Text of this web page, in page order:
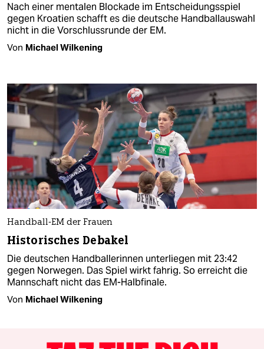
Nach einer mentalen Blockade im Entscheidungsspiel
gegen Kroatien schafft es die deutsche Handballauswahl
nicht in die Vorschlussrunde der EM.
Von Michael Wilkening
Handball-EM der Frauen
Historisches Debakel
Die deutschen Handballerinnen unterliegen mit 23:42
gegen Norwegen. Das Spiel wirkt fahrig. So erreicht die
Mannschaft nicht das EM-Halbfinale.
Von Michael Wilkening